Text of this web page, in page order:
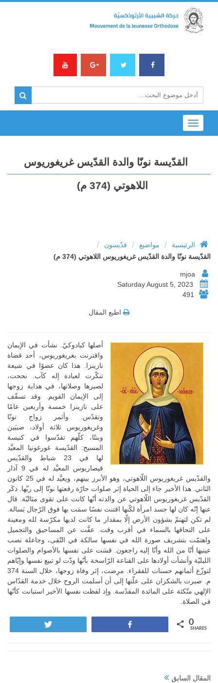
Toggle
navigation
القدّيسة نونّا والدة القدّيس غريغوريوس
اللاهوتي (374 م)
الرئيسية / مواضيع / قدّيسون /
القدّيسة نونّا والدة القدّيس غريغوريوس اللاهوتي (374 م)
491
اطبع المقال
أصلها كبادوكيّ. نشأت في الإيمان
واقترنت بغريغوريوس، أحد قضاة
نازينزا. هذا كان عضوًا في شيعة
تنكّرت لعبادة إله كآب. نجحت،
لصبرها وصلاتها، في هداية زوجها
إلى الإيمان القويم. وقد تسقّف
على نازينزا خمسة وأربعين عامًا
وتقدّس. وأثمر زواج نونّا
وغريغوريوس ثلاثة أولاد، صبيَين
وبنتًا، كلّهم تقدّسوا في كنيسة
المسيح: القدّيسة غورغونيا المعيَّد
لها في 23 شباط والقدّيس
قيصاريوس المعيَّد له في 9 آذار
والقدّيس غريغوريوس اللّاهوتي، وهو الأبرز بينهم، ويعيَّد له في 25 كانون
الثاني. هذا الأخير جاء إلى الحياة إثر صلوات حارّة رفعتها نونّا إلى ربّها. ذكَر
القدّيس غريغوريوس اللّاهوتي عن والدته أنّها كانت على تقوى مثاليّة. قال
عنها إنّه كان لها جسد امرأة لكّنها اقتنت نفسًا سمَت بها فوق الرّجال بَسالة.
لم تكن لتهتمّ بشؤون الأرض إلّا بمقدار ما كانت لديها مكرّسة لله ومعينة
على التحاقها بالسماء في أقرب وقت. عفَّت عن المساحيق والتجميل
واهتمّت بتشريف صورة الله في نفسها سالكة في التّقى، وجاعلة نصب
عينيها أنّا من الله وأنّا إليه راجعون. قسَت على نفسها بالأصوام والصلوات
الليليّة وأنشأت أولادها على القناعة الرّاسخة بأنّها ودّت لو تبيع نفسها وإيّاهم
لتوزّع أثمانهم حسنات للفقراء. مرِضت، إثر وفاة زوجها، خلال السنة 374
م. صبرت بالشكران على علّتها إلى أن أسلمت الروح خلال خدمة القدّاس
الإلهي متّكئة على المائدة المقدّسة. وإذ لفظت نفسها الأخير استبانت كأنّها
في الصلاة.
0
SHARES
المقال السابق